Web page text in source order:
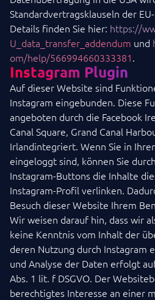
Standardvertragsklauseln der
Details finden Sie hier: https://
U_data_transfer_addendum und
om/help/566994660333381.
Instagram Plugin
Auf dieser Website sind
Instagram eingebunden. Diese
angeboten durch die Facebook
Canal Square, Grand Canal
Irlandintegriert. Wenn Sie in
eingeloggt sind, können Sie
Instagram-Buttons die Inhalte
Instagram-Profil verlinken.
Besuch dieser Website Ihrem
Wir weisen darauf hin, dass wir
keine Kenntnis vom Inhalt der
deren Nutzung durch Instagram
und Analyse der Daten erfolgt
Abs. 1 lit. f DSGVO. Der
berechtigtes Interesse an einer